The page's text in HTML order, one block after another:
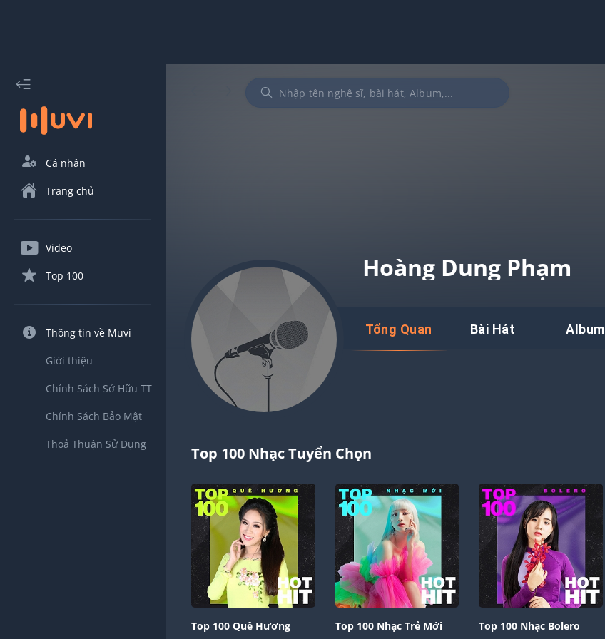
Cá nhân
Trang chủ
Video
Top 100
Thông tin về Muvi
Giới thiệu
Chính Sách Sở Hữu TT
Chính Sách Bảo Mật
Thoả Thuận Sử Dụng
Hoàng Dung Phạm
Tổng Quan Bài Hát Album
Top 100 Nhạc Tuyển Chọn
Top 100 Quê Hương Top 100 Nhạc Trẻ Mới Top 100 Nhạc Bolero